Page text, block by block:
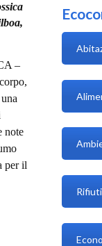
–
note
per il
Rifiuti